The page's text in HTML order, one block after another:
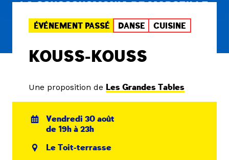
ÉVÉNEMENT PASSÉ DANSE CUISINE
KOUSS-KOUSS
Une proposition de Les Grandes Tables
Vendredi 30 août
de 19h à 23h
Le Toit-terrasse